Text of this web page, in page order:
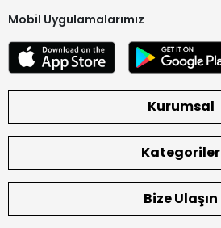
Mobil Uygulamalarımız
Kurumsal
Kategoriler
Bize Ulaşın